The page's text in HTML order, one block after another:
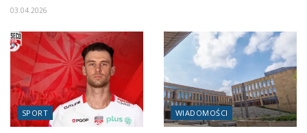
03.04.2026
SPORT WIADOMOŚCI